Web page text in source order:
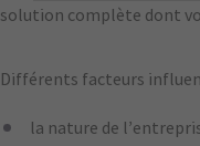
solution complète dont
Différents facteurs
la nature de